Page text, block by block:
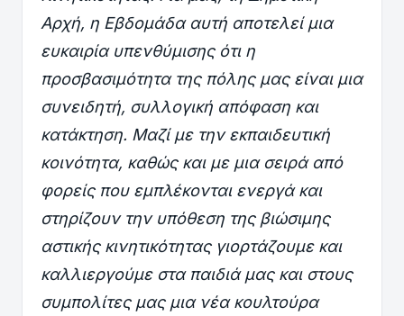
Αρχή, η Εβδομάδα αυτή αποτελεί μια
ευκαιρία υπενθύμισης ότι η
προσβασιμότητα της πόλης μας είναι μια
συνειδητή, συλλογική απόφαση και
κατάκτηση. Μαζί με την εκπαιδευτική
κοινότητα, καθώς και με μια σειρά από
φορείς που εμπλέκονται ενεργά και
στηρίζουν την υπόθεση της βιώσιμης
αστικής κινητικότητας γιορτάζουμε και
καλλιεργούμε στα παιδιά μας και στους
συμπολίτες μας μια νέα κουλτούρα